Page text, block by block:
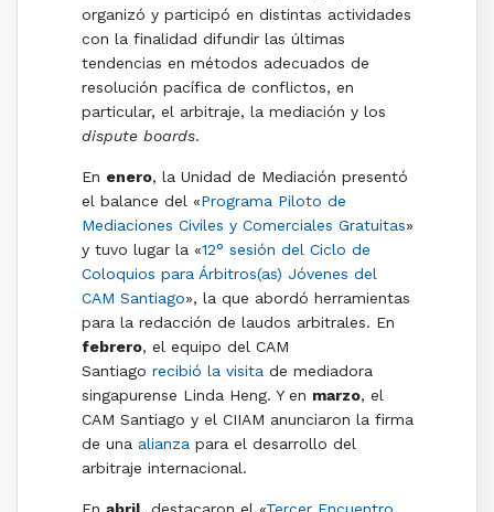
organizó y participó en distintas actividades
con la finalidad difundir las últimas
tendencias en métodos adecuados de
resolución pacífica de conflictos, en
particular, el arbitraje, la mediación y los
dispute boards.
En enero, la Unidad de Mediación presentó
el balance del «Programa Piloto de
Mediaciones Civiles y Comerciales Gratuitas»
y tuvo lugar la «12° sesión del Ciclo de
Coloquios para Árbitros(as) Jóvenes del
CAM Santiago», la que abordó herramientas
para la redacción de laudos arbitrales. En
febrero, el equipo del CAM
Santiago recibió la visita de mediadora
singapurense Linda Heng. Y en marzo, el
CAM Santiago y el CIIAM anunciaron la firma
de una alianza para el desarrollo del
arbitraje internacional.
En abril, destacaron el «Tercer Encuentro